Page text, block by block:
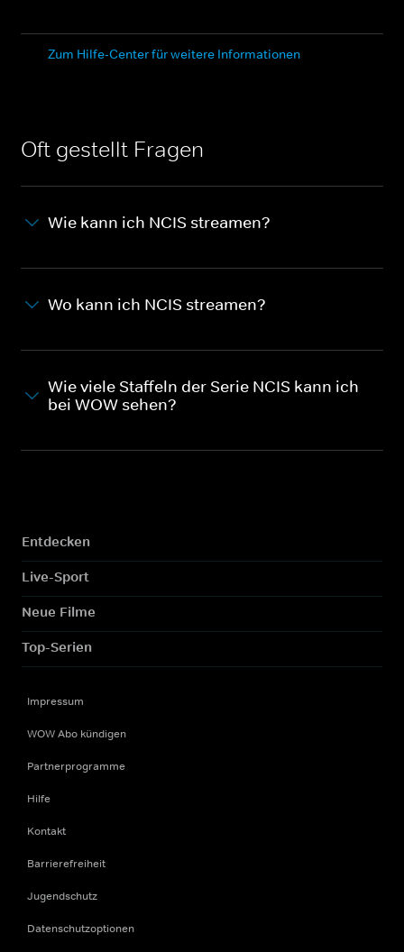
Zum Hilfe-Center für weitere Informationen
Oft gestellt Fragen
Wie kann ich NCIS streamen?
Wo kann ich NCIS streamen?
Wie viele Staffeln der Serie NCIS kann ich
bei WOW sehen?
Entdecken
Live-Sport
Neue Filme
Top-Serien
Impressum
WOW Abo kündigen
Partnerprogramme
Hilfe
Kontakt
Barrierefreiheit
Jugendschutz
Datenschutzoptionen